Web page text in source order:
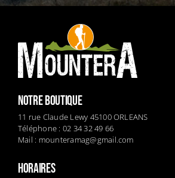
NOTRE BOUTIQUE
11 rue Claude Lewy 45100 ORLEANS
Téléphone : 02 34 32 49 66
Mail : mounteramag@gmail.com
HORAIRES